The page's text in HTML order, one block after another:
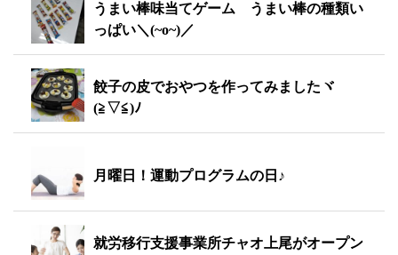
うまい棒味当てゲーム うまい棒の種類い
っぱい＼(~o~)／
餃子の皮でおやつを作ってみましたヾ
(≧▽≦)ﾉ
月曜日！運動プログラムの日♪
就労移行支援事業所チャオ上尾がオープン